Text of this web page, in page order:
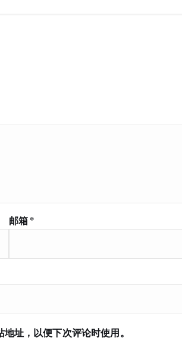
邮箱*
址，以便下次评论时使用。